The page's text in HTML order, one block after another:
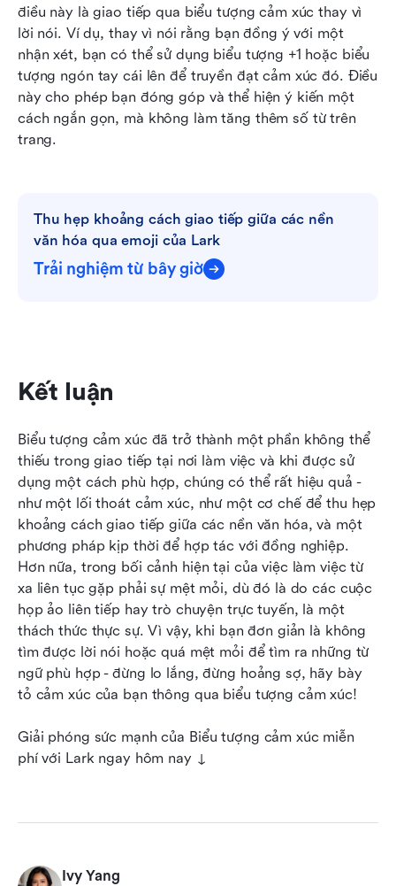
điều này là giao tiếp qua biểu tượng cảm xúc thay vì
lời nói. Ví dụ, thay vì nói rằng bạn đồng ý với một
nhận xét, bạn có thể sử dụng biểu tượng +1 hoặc biểu
tượng ngón tay cái lên để truyền đạt cảm xúc đó. Điều
này cho phép bạn đóng góp và thể hiện ý kiến một
cách ngắn gọn, mà không làm tăng thêm số từ trên
trang.
Thu hẹp khoảng cách giao tiếp giữa các nền
văn hóa qua emoji của Lark
Trải nghiệm từ bây giờ
Kết luận
Biểu tượng cảm xúc đã trở thành một phần không thể
thiếu trong giao tiếp tại nơi làm việc và khi được sử
dụng một cách phù hợp, chúng có thể rất hiệu quả -
như một lối thoát cảm xúc, như một cơ chế để thu hẹp
khoảng cách giao tiếp giữa các nền văn hóa, và một
phương pháp kịp thời để hợp tác với đồng nghiệp.
Hơn nữa, trong bối cảnh hiện tại của việc làm việc từ
xa liên tục gặp phải sự mệt mỏi, dù đó là do các cuộc
họp ảo liên tiếp hay trò chuyện trực tuyến, là một
thách thức thực sự. Vì vậy, khi bạn đơn giản là không
tìm được lời nói hoặc quá mệt mỏi để tìm ra những từ
ngữ phù hợp - đừng lo lắng, đừng hoảng sợ, hãy bày
tỏ cảm xúc của bạn thông qua biểu tượng cảm xúc!
Giải phóng sức mạnh của Biểu tượng cảm xúc miễn
phí với Lark ngay hôm nay ↓
Ivy Yang